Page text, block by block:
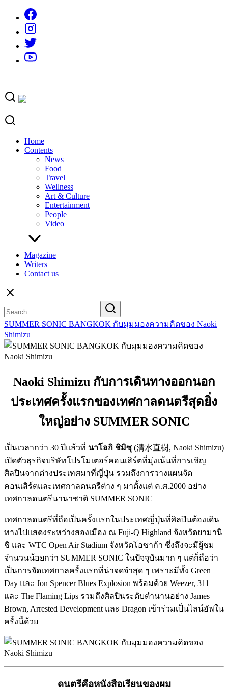
content
Home
Contents
News
Food
Travel
Wellness
Art & Culture
Entertainment
People
Video
Magazine
Writers
Contact us
for:
SUMMER SONIC BANGKOK กับมุมมองความคิดของ Naoki
Shimizu
Naoki Shimizu กับการเดินทางออกนอก
ประเทศครั้งแรกของเทศกาลดนตรีสุดยิ่ง
ใหญ่อย่าง SUMMER SONIC
เป็นเวลากว่า 30 ปีแล้วที่ นาโอกิ ชิมิซุ (清水直樹, Naoki Shimizu)
เปิดตัวธุรกิจบริษัทโปรโมเตอร์คอนเสิร์ตที่มุ่งเน้นที่การเชิญ
ศิลปินจากต่างประเทศมาที่ญี่ปุ่น รวมถึงการวางแผนจัด
คอนเสิร์ตและเทศกาลดนตรีต่าง ๆ มาตั้งแต่ ค.ศ.2000 อย่าง
เทศกาลดนตรีนานาชาติ SUMMER SONIC
เทศกาลดนตรีที่ถือเป็นครั้งแรกในประเทศญี่ปุ่นที่ศิลปินต้องเดิน
ทางไปแสดงระหว่างสองเมือง ณ Fuji-Q Highland จังหวัดยามานิ
ชิ และ WTC Open Air Stadium จังหวัดโอซาก้า ซึ่งถึงจะมีผู้ชม
จำนวนน้อยกว่า SUMMER SONIC ในปัจจุบันมาก ๆ แต่ก็ถือว่า
เป็นการจัดเทศกาลครั้งแรกที่น่าจดจำสุด ๆ เพราะมีทั้ง Green
Day และ Jon Spencer Blues Explosion พร้อมด้วย Weezer, 311
และ The Flaming Lips รวมถึงศิลปินระดับตำนานอย่าง James
Brown, Arrested Development และ Dragon เข้าร่วมเป็นไลน์อัพใน
ครั้งนี้ด้วย
ดนตรีคือหนังสือเรียนของผม